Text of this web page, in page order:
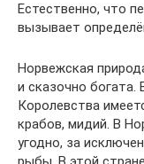
Естественно, что
вызывает
Норвежская
и сказочно богата.
Королевства
крабов, мидий. В
угодно, за